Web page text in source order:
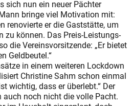
sich nun ein neuer Pächter
bringe viel Motivation mit:
renovierte er die Gaststätte, um
können. Das Preis-Leistungs-
die Vereinsvorsitzende: „Er bietet
Geldbeutel.“
in einem weiteren Lockdown
Chris­tine Sahm schon einmal
wichtig, dass er überlebt.“ Der
auch noch nicht die volle Pacht.